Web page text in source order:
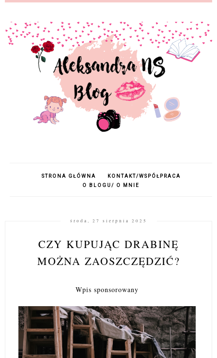
STRONA GŁÓWNA
KONTAKT/WSPÓŁPRACA
O BLOGU/ O MNIE
środa, 27 sierpnia 2025
CZY KUPUJĄC DRABINĘ
MOŻNA ZAOSZCZĘDZIĆ?
Wpis sponsorowany